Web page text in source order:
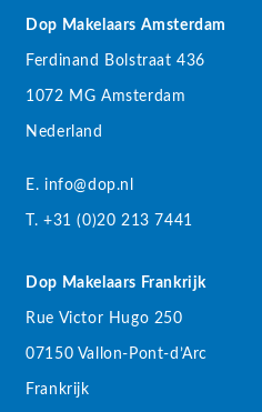
Dop Makelaars Amsterdam
Ferdinand Bolstraat 436
1072 MG Amsterdam
Nederland
E. info@dop.nl
T. +31 (0)20 213 7441
Dop Makelaars Frankrijk
Rue Victor Hugo 250
07150 Vallon-Pont-d’Arc
Frankrijk